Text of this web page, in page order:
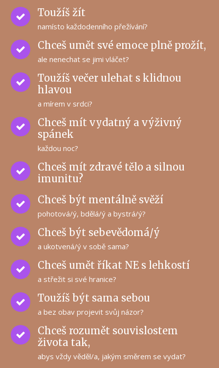
Toužíš žít
namísto každodenního přežívání?
Chceš umět své emoce plně prožít,
ale nenechat se jimi vláčet?
Toužíš večer ulehat s klidnou
hlavou
a mírem v srdci?
Chceš mít vydatný a výživný
spánek
každou noc?
Chceš mít zdravé tělo a silnou
imunitu?
Chceš být mentálně svěží
pohotová/ý, bdělá/ý a bystrá/ý?
Chceš být sebevědomá/ý
a ukotvená/ý v sobě sama?
Chceš umět říkat NE s lehkostí
a střežit si své hranice?
Toužíš být sama sebou
a bez obav projevit svůj názor?
Chceš rozumět souvislostem
života tak,
abys vždy věděl/a, jakým směrem se vydat?